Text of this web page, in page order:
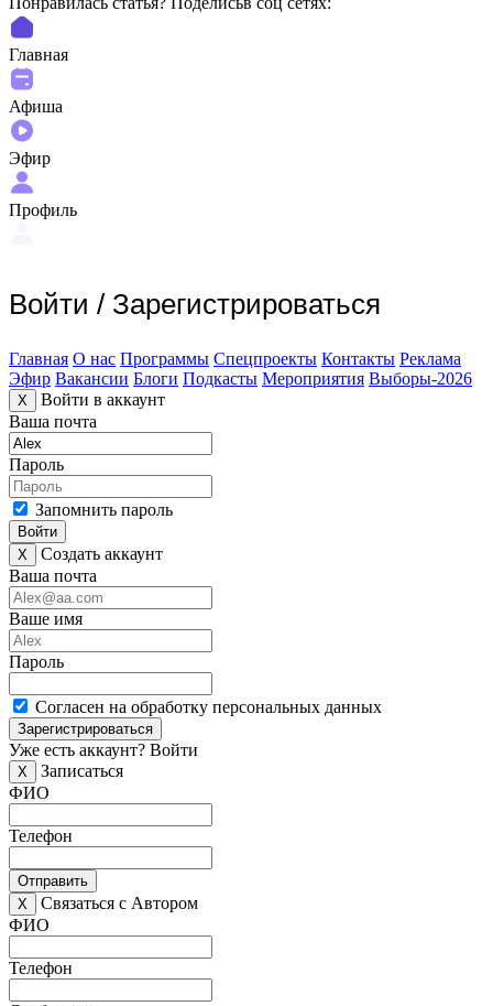
Главная
Афиша
Эфир
Профиль
Войти / Зарегистрироваться
Главная О нас Программы Спецпроекты Контакты Реклама
Эфир Вакансии Блоги Подкасты Мероприятия Выборы-2026
X
Войти в аккаунт
Ваша почта
Пароль
Запомнить пароль
Войти
X
Создать аккаунт
Ваша почта
Ваше имя
Пароль
Согласен на обработку персональных данных
Зарегистрироваться
Уже есть аккаунт? Войти
X
Записаться
ФИО
Телефон
Отправить
X
Связаться с Автором
ФИО
Телефон